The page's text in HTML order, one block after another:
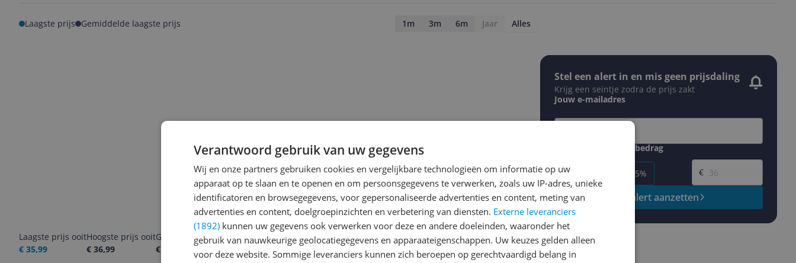
Laagste prijs Gemiddelde laagste prijs 1m 3m 6m Jaar Alles
Laagste prijs ooit
€ 35,99
Hoogste prijs ooit
€ 36,99
Goedkoopste nu
€ 35,99
Laatste prijsupdate
05-08-2026
Stel een alert in en mis geen prijsdaling
Krijg een seintje zodra de prijs zakt
Jouw e-mailadres
Gewenste daling of bedrag
-5% -15%
Gewenste prijs
€
Prijsalert aanzetten
Verantwoord gebruik van uw gegevens
Wij en onze partners gebruiken cookies en vergelijkbare technologieën om informatie op uw
apparaat op te slaan en te openen en om persoonsgegevens te verwerken, zoals uw IP-adres, unieke
identificatoren en browsegegevens, voor gepersonaliseerde advertenties en content, meting van
advertenties en content, doelgroepinzichten en verbetering van diensten. Externe leveranciers
(1892) kunnen uw gegevens ook verwerken voor deze en andere doeleinden, waaronder het
gebruik van nauwkeurige geolocatiegegevens en apparaateigenschappen. Uw keuzes gelden alleen
voor deze website. Sommige leveranciers kunnen zich beroepen op gerechtvaardigd belang in